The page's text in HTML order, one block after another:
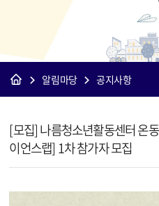
알림마당 공지사항
[모집] 나름청소년활동센터 온
이언스랩] 1차 참가자 모집